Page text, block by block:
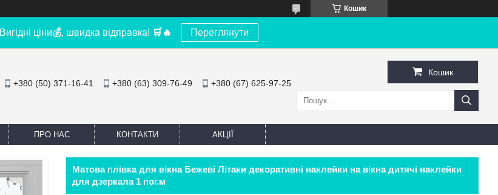
Кошик
Вигідні ціни💰, швидка відправка! 🛒 🔥 Переглянути
+380 (50) 371-16-41 +380 (63) 309-76-49 +380 (67) 625-97-25
Кошик
ПРО НАС КОНТАКТИ АКЦІЇ
Матова плівка для вікна Бежеві Літаки декоративні наклейки на вікна дитячі наклейки
для дзеркала 1 пог.м